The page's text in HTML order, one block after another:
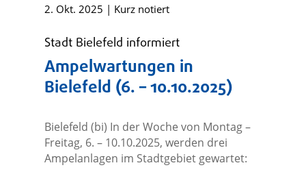
2. Okt. 2025 | Kurz notiert
Stadt Bielefeld informiert
Ampelwartungen in
Bielefeld (6. – 10.10.2025)
Bielefeld (bi) In der Woche von Montag –
Freitag, 6. – 10.10.2025, werden drei
Ampelanlagen im Stadtgebiet gewartet: